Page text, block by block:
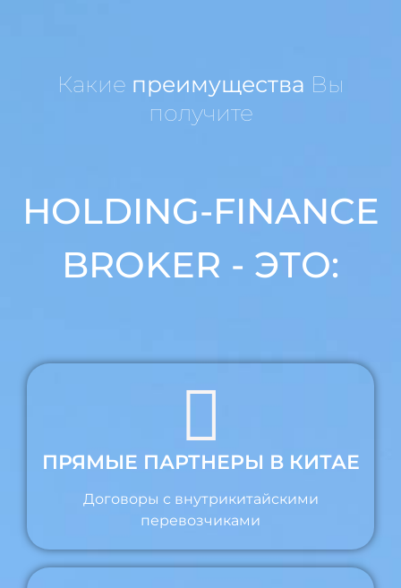
Какие преимущества Вы
получите
HOLDING-FINANCE
BROKER - ЭТО:
ПРЯМЫЕ ПАРТНЕРЫ В КИТАЕ
Договоры с внутрикитайскими
перевозчиками